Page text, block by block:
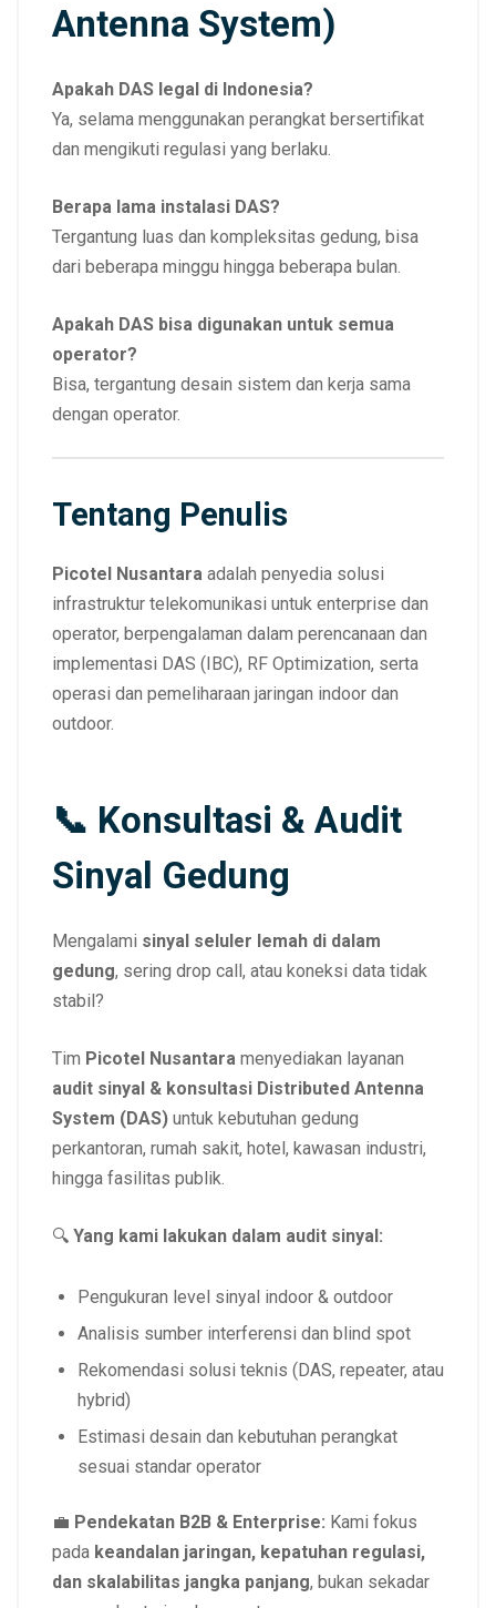
Antenna System)
Apakah DAS legal di Indonesia?
Ya, selama menggunakan perangkat bersertifikat
dan mengikuti regulasi yang berlaku.
Berapa lama instalasi DAS?
Tergantung luas dan kompleksitas gedung, bisa
dari beberapa minggu hingga beberapa bulan.
Apakah DAS bisa digunakan untuk semua
operator?
Bisa, tergantung desain sistem dan kerja sama
dengan operator.
Tentang Penulis
Picotel Nusantara adalah penyedia solusi
infrastruktur telekomunikasi untuk enterprise dan
operator, berpengalaman dalam perencanaan dan
implementasi DAS (IBC), RF Optimization, serta
operasi dan pemeliharaan jaringan indoor dan
outdoor.
📞 Konsultasi & Audit
Sinyal Gedung
Mengalami sinyal seluler lemah di dalam
gedung, sering drop call, atau koneksi data tidak
stabil?
Tim Picotel Nusantara menyediakan layanan
audit sinyal & konsultasi Distributed Antenna
System (DAS) untuk kebutuhan gedung
perkantoran, rumah sakit, hotel, kawasan industri,
hingga fasilitas publik.
🔍 Yang kami lakukan dalam audit sinyal:
Pengukuran level sinyal indoor & outdoor
Analisis sumber interferensi dan blind spot
Rekomendasi solusi teknis (DAS, repeater, atau
hybrid)
Estimasi desain dan kebutuhan perangkat
sesuai standar operator
💼 Pendekatan B2B & Enterprise: Kami fokus
pada keandalan jaringan, kepatuhan regulasi,
dan skalabilitas jangka panjang, bukan sekadar